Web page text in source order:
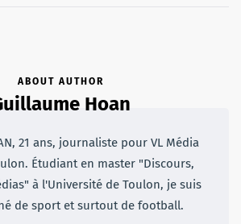
ABOUT AUTHOR
Hoan
21 ans, journaliste pour VL Média
Étudiant en master "Discours,
à l'Université de Toulon, je suis
de sport et surtout de football.